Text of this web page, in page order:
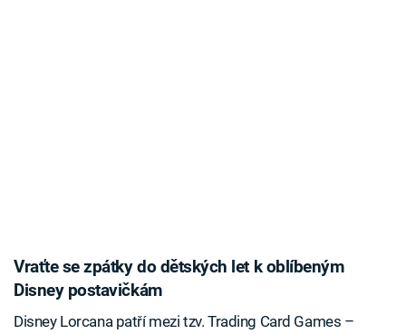
Vraťte se zpátky do dětských let k oblíbeným
Disney postavičkám
Disney Lorcana patří mezi tzv. Trading Card Games –